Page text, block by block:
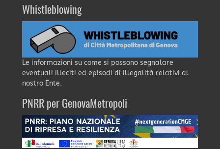
Whistleblowing
Le informazioni su come si possono segnalare
eventuali illeciti ed episodi di illegalità relativi al
nostro Ente.
PNRR per GenovaMetropoli